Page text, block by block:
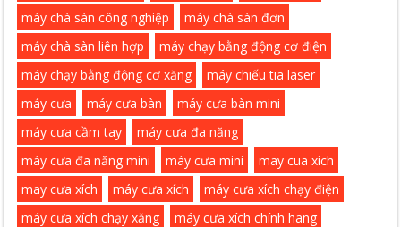
máy chà sàn công nghiệp
máy chà sàn đơn
máy chà sàn liên hợp
máy chạy bằng động cơ điện
máy chạy bằng động cơ xăng
máy chiếu tia laser
máy cưa
máy cưa bàn
máy cưa bàn mini
máy cưa cầm tay
máy cưa đa năng
máy cưa đa năng mini
máy cưa mini
may cua xich
may cưa xích
máy cưa xích
máy cưa xích chạy điện
máy cưa xích chạy xăng
máy cưa xích chính hãng